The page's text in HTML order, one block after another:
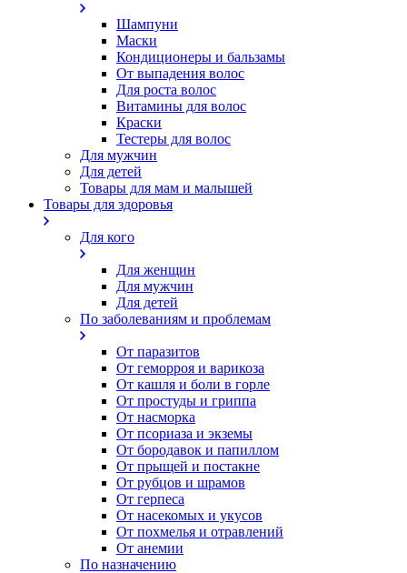
Шампуни
Маски
Кондиционеры и бальзамы
От выпадения волос
Для роста волос
Витамины для волос
Краски
Тестеры для волос
Для мужчин
Для детей
Товары для мам и малышей
Товары для здоровья
Для кого
Для женщин
Для мужчин
Для детей
По заболеваниям и проблемам
От паразитов
Oт геморроя и варикоза
От кашля и боли в горле
От простуды и гриппа
От насморка
Oт псориаза и экземы
От бородавок и папиллом
От прыщей и постакне
От рубцов и шрамов
От герпеса
От насекомых и укусов
От похмелья и отравлений
От анемии
По назначению